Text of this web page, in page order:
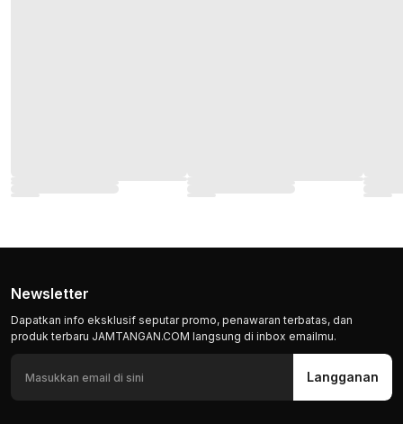
Newsletter
Dapatkan info eksklusif seputar promo, penawaran terbatas, dan
produk terbaru JAMTANGAN.COM langsung di inbox emailmu.
Langganan